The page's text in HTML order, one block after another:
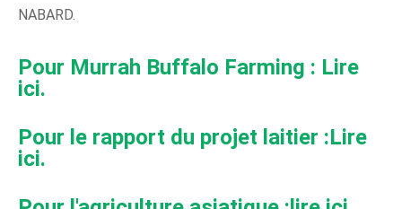
NABARD.
Pour Murrah Buffalo Farming : Lire
ici.
Pour le rapport du projet laitier :Lire
ici.